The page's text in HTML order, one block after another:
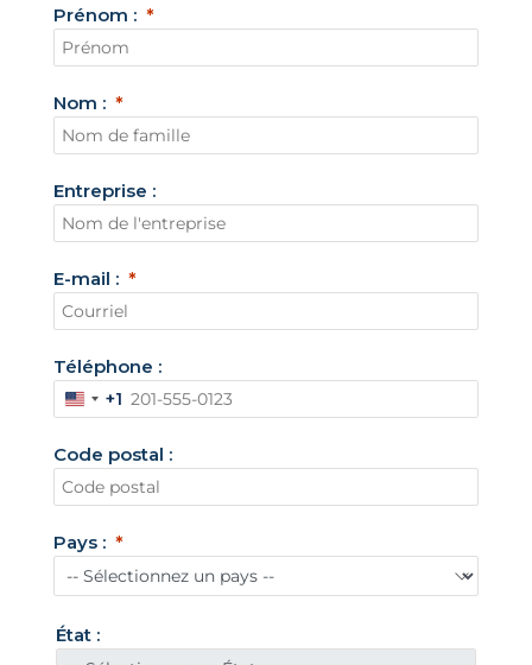
Prénom :
Nom :
Entreprise :
E-mail :
Téléphone :
É
a
t
-
U
i
+1
Code postal :
Pays :
État :